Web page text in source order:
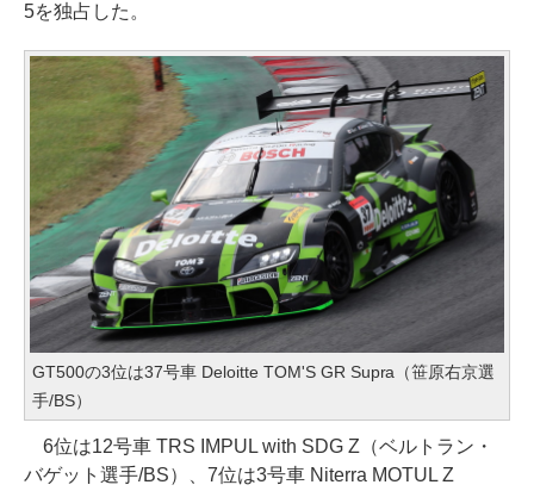
5を独占した。
GT500の3位は37号車 Deloitte TOM'S GR Supra（笹原右京選
手/BS）
6位は12号車 TRS IMPUL with SDG Z（ベルトラン・
バゲット選手/BS）、7位は3号車 Niterra MOTUL Z